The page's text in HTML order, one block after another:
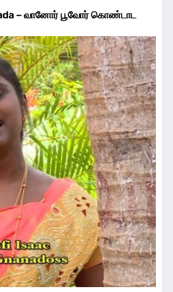
– வானோர் பூவோர் கொண்டாட